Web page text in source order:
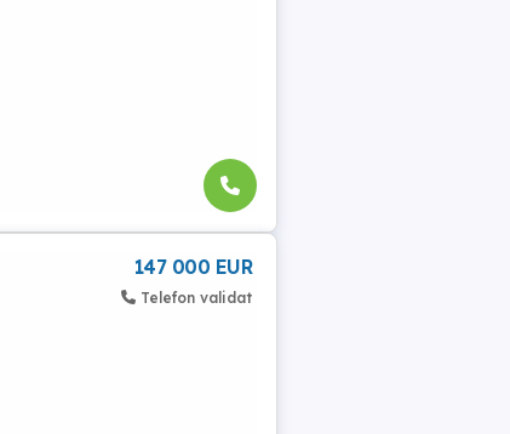
147 000 EUR
Telefon validat